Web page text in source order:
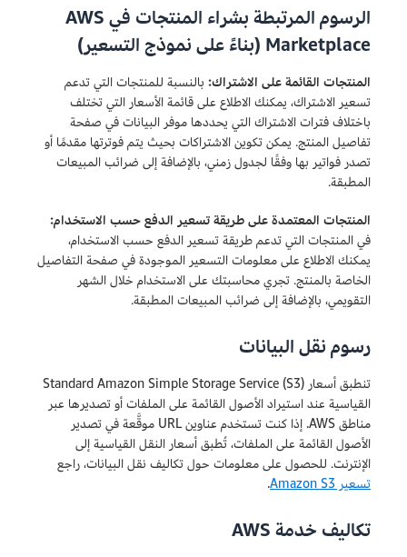
الرسوم المرتبطة بشراء المنتجات في AWS
Marketplace (بناءً على نموذج التسعير)
المنتجات القائمة على الاشتراك: بالنسبة للمنتجات التي تدعم
تسعير الاشتراك، يمكنك الاطلاع على قائمة الأسعار التي تختلف
باختلاف فترات الاشتراك التي يحددها موفر البيانات في صفحة
تفاصيل المنتج. يمكن تكوين الاشتراكات بحيث يتم فوترتها مقدمًا أو
تصدر فواتير بها وفقًا لجدول زمني، بالإضافة إلى ضرائب المبيعات
المطبقة.
المنتجات المعتمدة على طريقة تسعير الدفع حسب الاستخدام:
في المنتجات التي تدعم طريقة تسعير الدفع حسب الاستخدام،
يمكنك الاطلاع على معلومات التسعير الموجودة في صفحة التفاصيل
الخاصة بالمنتج. تجري محاسبتك على الاستخدام خلال الشهر
التقويمي، بالإضافة إلى ضرائب المبيعات المطبقة.
رسوم نقل البيانات
تنطبق أسعار Standard Amazon Simple Storage Service (S3)
القياسية عند استيراد الأصول القائمة على الملفات أو تصديرها عبر
مناطق AWS. إذا كنت تستخدم عناوين URL موقَّعة في تصدير
الأصول القائمة على الملفات، تُطبق أسعار النقل القياسية إلى
الإنترنت. للحصول على معلومات حول تكاليف نقل البيانات، راجع
تسعير Amazon S3
.
تكاليف خدمة AWS